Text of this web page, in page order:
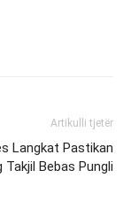
Artikulli tjetër
Langkat Pastikan
Takjil Bebas Pungli